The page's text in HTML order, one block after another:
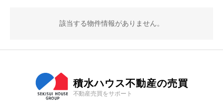
該当する物件情報がありません。
積水ハウス不動産の売買
不動産売買をサポート